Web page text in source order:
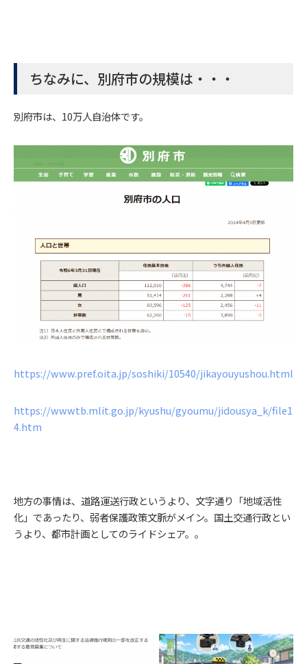
ちなみに、別府市の規模は・・・
別府市は、10万人自治体です。
https://www.pref.oita.jp/soshiki/10540/jikayouyushou.html
https://wwwtb.mlit.go.jp/kyushu/gyoumu/jidousya_k/file1
4.htm
地方の事情は、道路運送行政というより、文字通り「地域活性
化」であったり、弱者保護政策文脈がメイン。国土交通行政とい
うより、都市計画としてのライドシェア。。